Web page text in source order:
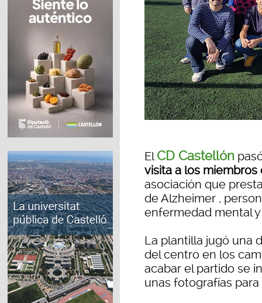
ElCD Castellón
visita a los miembros
asociación que
de Alzheimer ,
enfermedad mental
La plantilla jugó una
del centro en los
acabar el partido se
unas fotografías